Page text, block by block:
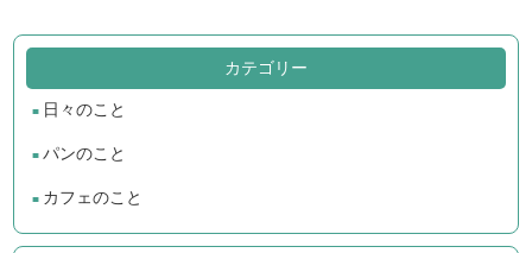
カテゴリー
日々のこと
パンのこと
カフェのこと